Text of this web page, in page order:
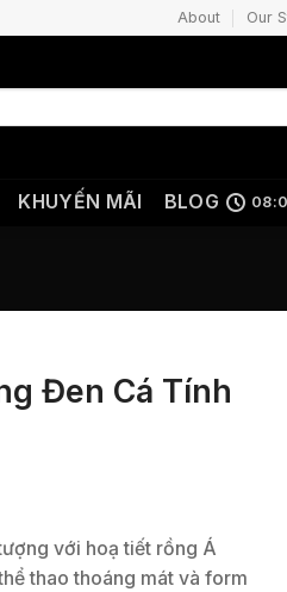
About Our
KHUYẾN MÃI BLOG
Đen Cá Tính
với hoạ tiết rồng Á
thao thoáng mát và form